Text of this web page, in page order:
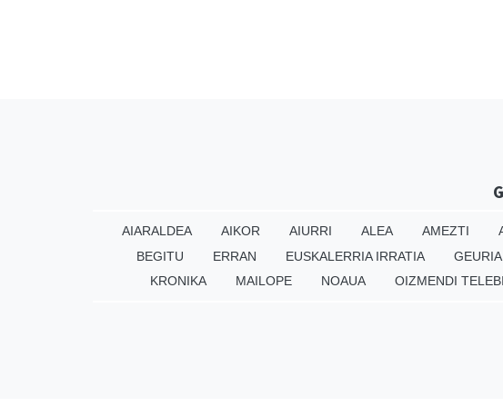
AIARALDEA AIKOR AIURRI ALEA AMEZTI
BEGITU
ERRAN EUSKALERRIA IRRATIA GEURIA
KRONIKA
MAILOPE NOAUA OIZMENDI